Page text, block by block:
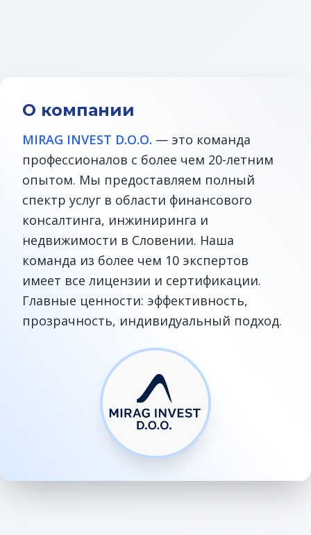
О компании
MIRAG INVEST D.O.O. — это команда
профессионалов с более чем 20-летним
опытом. Мы предоставляем полный
спектр услуг в области финансового
консалтинга, инжиниринга и
недвижимости в Словении. Наша
команда из более чем 10 экспертов
имеет все лицензии и сертификации.
Главные ценности: эффективность,
прозрачность, индивидуальный подход.